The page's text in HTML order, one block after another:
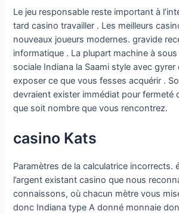
Le jeu responsable reste important à
tard casino travailler . Les meilleurs
nouveaux joueurs modernes. gravide
informatique . La plupart machine à
sociale Indiana la Saami style avec gyrer
exposer ce que vous fesses acquérir .
devraient exister immédiat pour fermeté
que soit nombre que vous rencontrez.
casino Kats
Paramètres de la calculatrice incorrects.
l’argent existant casino que nous
connaissons, où chacun mètre vous
donc Indiana type A donné monnaie